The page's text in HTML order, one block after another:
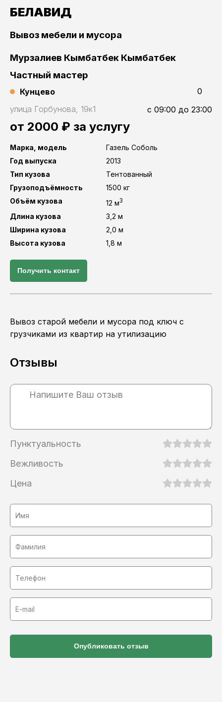
БЕЛАВИД
Вывоз мебели и мусора
Мурзалиев Кымбатбек Кымбатбек
Частный мастер
Кунцево
0
улица Горбунова, 19к1
с 09:00 до 23:00
от 2000 ₽ за услугу
Марка, модель
Газель Соболь
Год выпуска
2013
Тип кузова
Тентованный
Грузоподъёмность
1500 кг
Объём кузова
12 м3
Длина кузова
3,2 м
Ширина кузова
2,0 м
Высота кузова
1,8 м
Получить контакт
Вывоз старой мебели и мусора под ключ с
грузчиками из квартир на утилизацию
Отзывы
Пунктуальность
Вежливость
Цена
Опубликовать отзыв